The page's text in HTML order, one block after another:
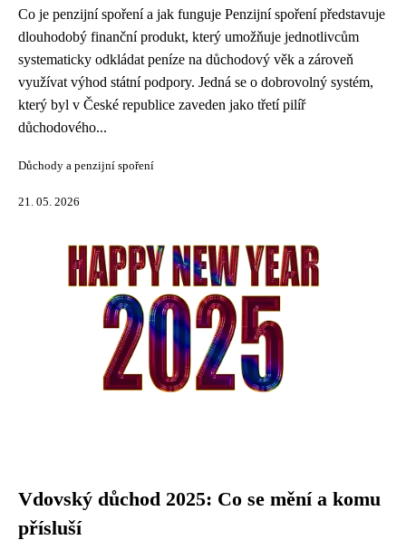
Co je penzijní spoření a jak funguje Penzijní spoření představuje
dlouhodobý finanční produkt, který umožňuje jednotlivcům
systematicky odkládat peníze na důchodový věk a zároveň
využívat výhod státní podpory. Jedná se o dobrovolný systém,
který byl v České republice zaveden jako třetí pilíř
důchodového...
Důchody a penzijní spoření
21. 05. 2026
Vdovský důchod 2025: Co se mění a komu
přísluší